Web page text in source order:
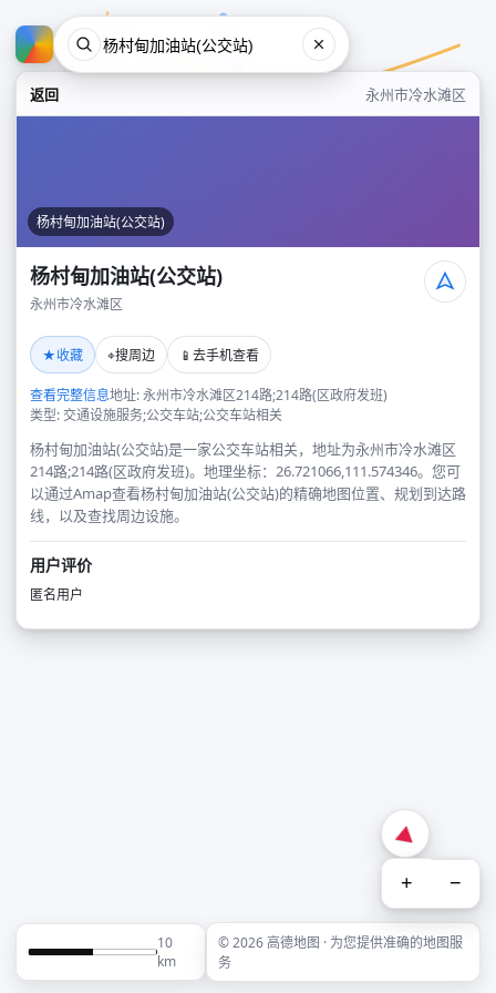
返回 永州市冷水滩区
杨村甸加油站(公交站)
杨村甸加油站(公交站)
永州市冷水滩区
★收藏 ⌖搜周边 📱 去手机查看
查看完整信息地址: 永州市冷水滩区214路;214路(区政府发班)
类型: 交通设施服务;公交车站;公交车站相关
杨村甸加油站(公交站)是一家公交车站相关，地址为永州市冷水滩区
214路;214路(区政府发班)。地理坐标：26.721066,111.574346。您可
以通过Amap查看杨村甸加油站(公交站)的精确地图位置、规划到达路
线，以及查找周边设施。
用户评价
匿名用户
+ −
10
km
© 2026 高德地图 · 为您提供准确的地图服
务